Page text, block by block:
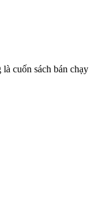
cuốn sách bán